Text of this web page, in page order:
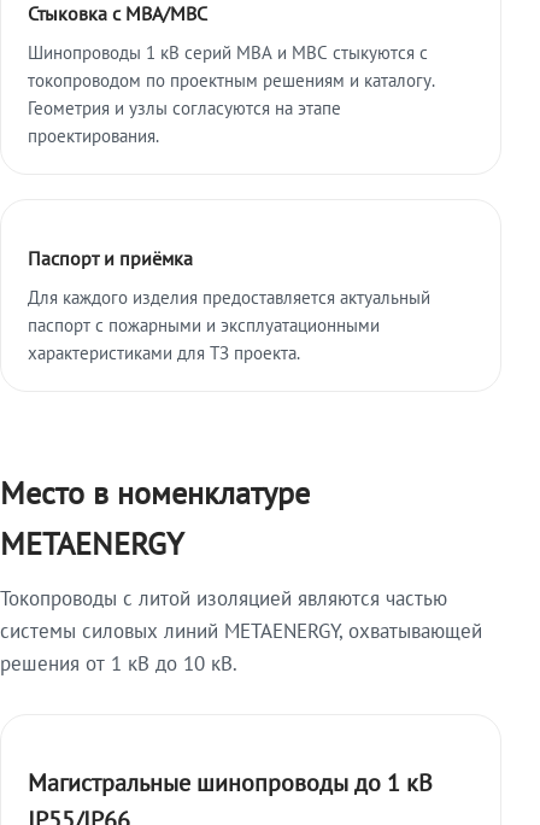
Стыковка с МВА/МВС
Шинопроводы 1 кВ серий МВА и МВС стыкуются с
токопроводом по проектным решениям и каталогу.
Геометрия и узлы согласуются на этапе
проектирования.
Паспорт и приёмка
Для каждого изделия предоставляется актуальный
паспорт с пожарными и эксплуатационными
характеристиками для ТЗ проекта.
Место в номенклатуре
METAENERGY
Токопроводы с литой изоляцией являются частью
системы силовых линий METAENERGY, охватывающей
решения от 1 кВ до 10 кВ.
Магистральные шинопроводы до 1 кВ